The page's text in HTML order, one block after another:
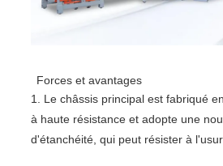
Forces et avantages
1. Le châssis principal est fabriqué
à haute résistance et adopte une
d'étanchéité, qui peut résister à